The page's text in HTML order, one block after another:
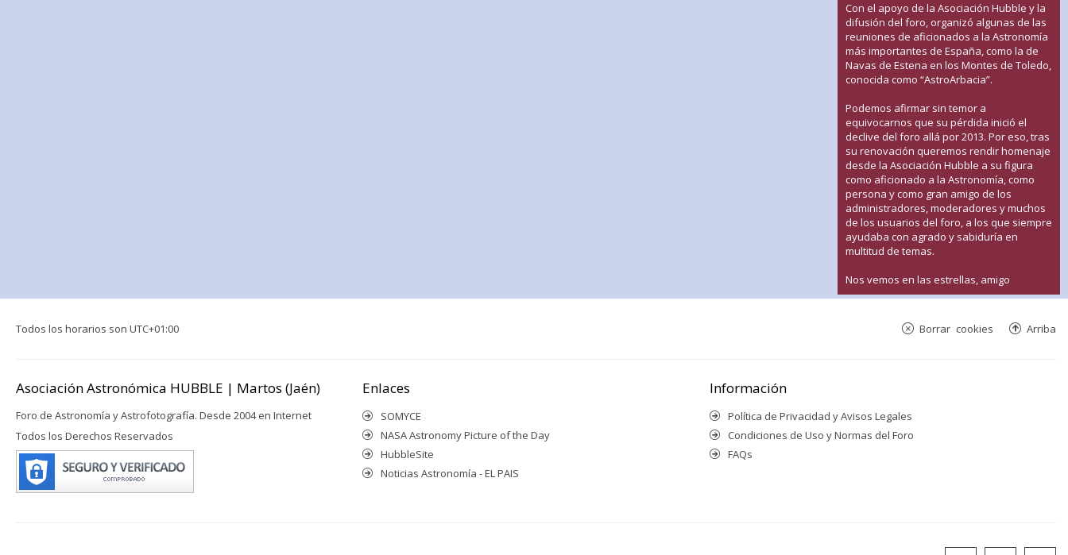
Con el apoyo de la Asociación Hubble y la
difusión del foro, organizó algunas de las
reuniones de aficionados a la Astronomía
más importantes de España, como la de
Navas de Estena en los Montes de Toledo,
conocida como “AstroArbacia”.
Podemos afirmar sin temor a
equivocarnos que su pérdida inició el
declive del foro allá por 2013. Por eso, tras
su renovación queremos rendir homenaje
desde la Asociación Hubble a su figura
como aficionado a la Astronomía, como
persona y como gran amigo de los
administradores, moderadores y muchos
de los usuarios del foro, a los que siempre
ayudaba con agrado y sabiduría en
multitud de temas.
Nos vemos en las estrellas, amigo
Todos los horarios son UTC+01:00 Arriba
Borrar cookies
Asociación Astronómica HUBBLE | Martos (Jaén)
Foro de Astronomía y Astrofotografía. Desde 2004 en Internet
Todos los Derechos Reservados
Enlaces
SOMYCE
NASA Astronomy Picture of the Day
HubbleSite
Noticias Astronomía - EL PAIS
Información
Política de Privacidad y Avisos Legales
Condiciones de Uso y Normas del Foro
FAQs